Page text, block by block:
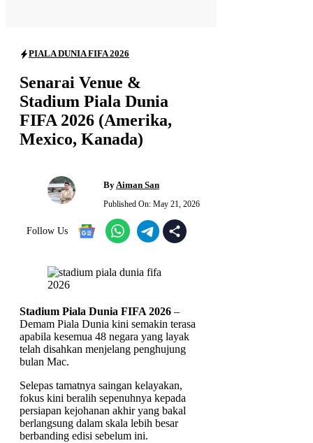
PIALA DUNIA FIFA 2026
Senarai Venue &
Stadium Piala Dunia
FIFA 2026 (Amerika,
Mexico, Kanada)
ByAiman San
Published On: May 21, 2026
Follow Us
Stadium Piala Dunia FIFA 2026 –
Demam Piala Dunia kini semakin terasa
apabila kesemua 48 negara yang layak
telah disahkan menjelang penghujung
bulan Mac.
Selepas tamatnya saingan kelayakan,
fokus kini beralih sepenuhnya kepada
persiapan kejohanan akhir yang bakal
berlangsung dalam skala lebih besar
berbanding edisi sebelum ini.